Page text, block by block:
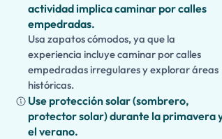
actividad implica caminar por calles
empedradas.
Usa zapatos cómodos, ya que la
experiencia incluye caminar por calles
empedradas irregulares y explorar áreas
históricas.
Use protección solar (sombrero,
protector solar) durante la primavera
el verano.